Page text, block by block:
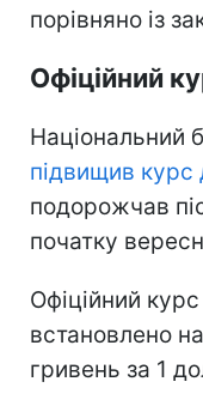
порівняно із
Офіційний
Національний
підвищив курс
подорожчав
початку
Офіційний
встановлено
гривень за 1